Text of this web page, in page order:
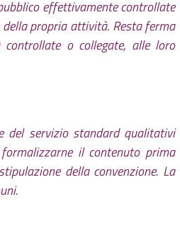
effettivamente controllate
propria attività. Resta ferma
o collegate, alle loro
del servizio standard qualitativi
il contenuto prima
della convenzione. La